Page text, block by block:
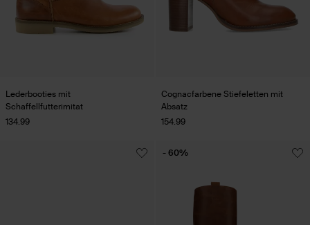
Lederbooties mit
Schaffellfutterimitat
134.99
Cognacfarbene Stiefeletten mit
Absatz
154.99
- 60%